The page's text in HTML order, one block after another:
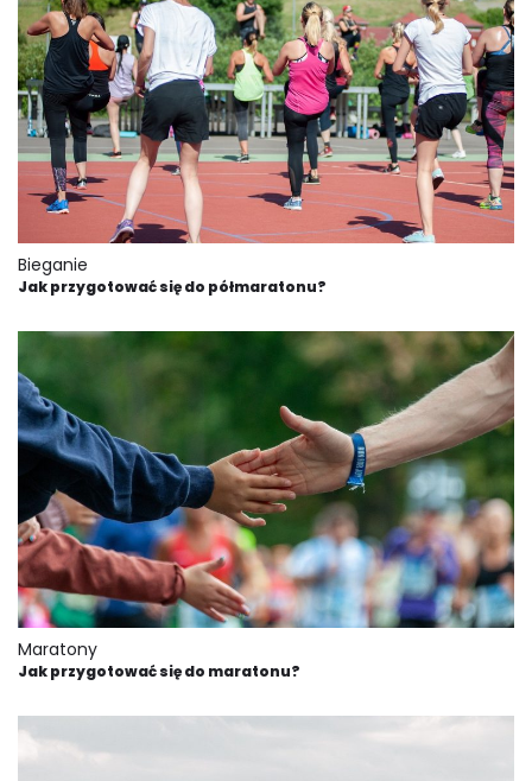
Bieganie
Jak przygotować się do półmaratonu?
Maratony
Jak przygotować się do maratonu?